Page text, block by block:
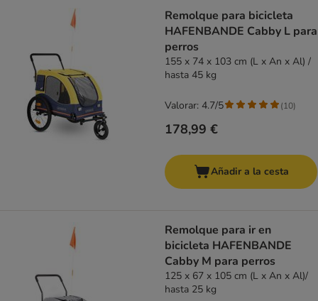
Remolque para bicicleta
HAFENBANDE Cabby L para
perros
155 x 74 x 103 cm (L x An x Al) /
hasta 45 kg
178,99 €
Valorar: 4.7/5 (10)
Añadir a la cesta
Remolque para ir en
bicicleta HAFENBANDE
Cabby M para perros
125 x 67 x 105 cm (L x An x Al)/
hasta 25 kg